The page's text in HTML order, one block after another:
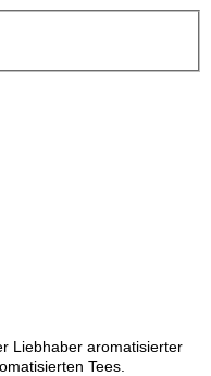
Liebhaber aromatisierter
Tees.